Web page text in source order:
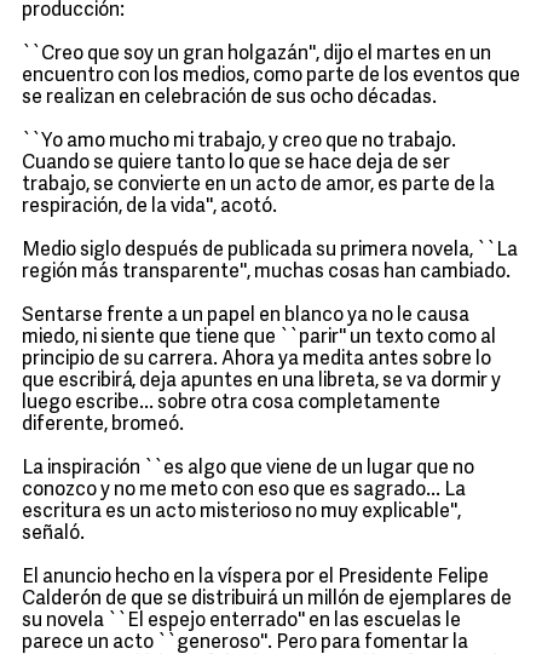
producción:
``Creo que soy un gran holgazán'', dijo el martes en un
encuentro con los medios, como parte de los eventos que
se realizan en celebración de sus ocho décadas.
``Yo amo mucho mi trabajo, y creo que no trabajo.
Cuando se quiere tanto lo que se hace deja de ser
trabajo, se convierte en un acto de amor, es parte de la
respiración, de la vida'', acotó.
Medio siglo después de publicada su primera novela, ``La
región más transparente'', muchas cosas han cambiado.
Sentarse frente a un papel en blanco ya no le causa
miedo, ni siente que tiene que ``parir'' un texto como al
principio de su carrera. Ahora ya medita antes sobre lo
que escribirá, deja apuntes en una libreta, se va dormir y
luego escribe... sobre otra cosa completamente
diferente, bromeó.
La inspiración ``es algo que viene de un lugar que no
conozco y no me meto con eso que es sagrado... La
escritura es un acto misterioso no muy explicable'',
señaló.
El anuncio hecho en la víspera por el Presidente Felipe
Calderón de que se distribuirá un millón de ejemplares de
su novela ``El espejo enterrado'' en las escuelas le
parece un acto ``generoso''. Pero para fomentar la